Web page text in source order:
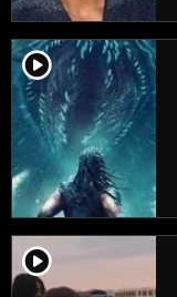
player2
player2